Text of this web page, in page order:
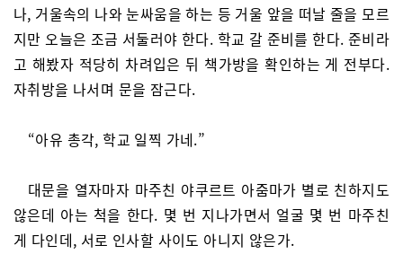
나, 거울속의 나와 눈싸움을 하는 등 거울 앞을 떠날 줄을 모르
지만 오늘은 조금 서둘러야 한다. 학교 갈 준비를 한다. 준비라
고 해봤자 적당히 차려입은 뒤 책가방을 확인하는 게 전부다.
자취방을 나서며 문을 잠근다.
“아유 총각, 학교 일찍 가네.”
대문을 열자마자 마주친 야쿠르트 아줌마가 별로 친하지도
않은데 아는 척을 한다. 몇 번 지나가면서 얼굴 몇 번 마주친
게 다인데, 서로 인사할 사이도 아니지 않은가.